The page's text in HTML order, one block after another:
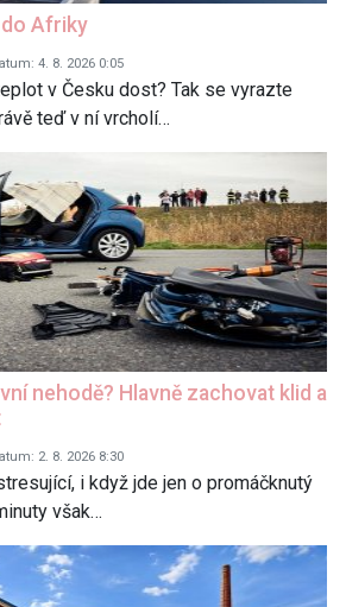
Afriky
4. 8. 2026 0:05
v Česku dost? Tak se vyrazte
teď v ní vrcholí…
nehodě? Hlavně zachovat klid a
2. 8. 2026 8:30
i když jde jen o promáčknutý
však…